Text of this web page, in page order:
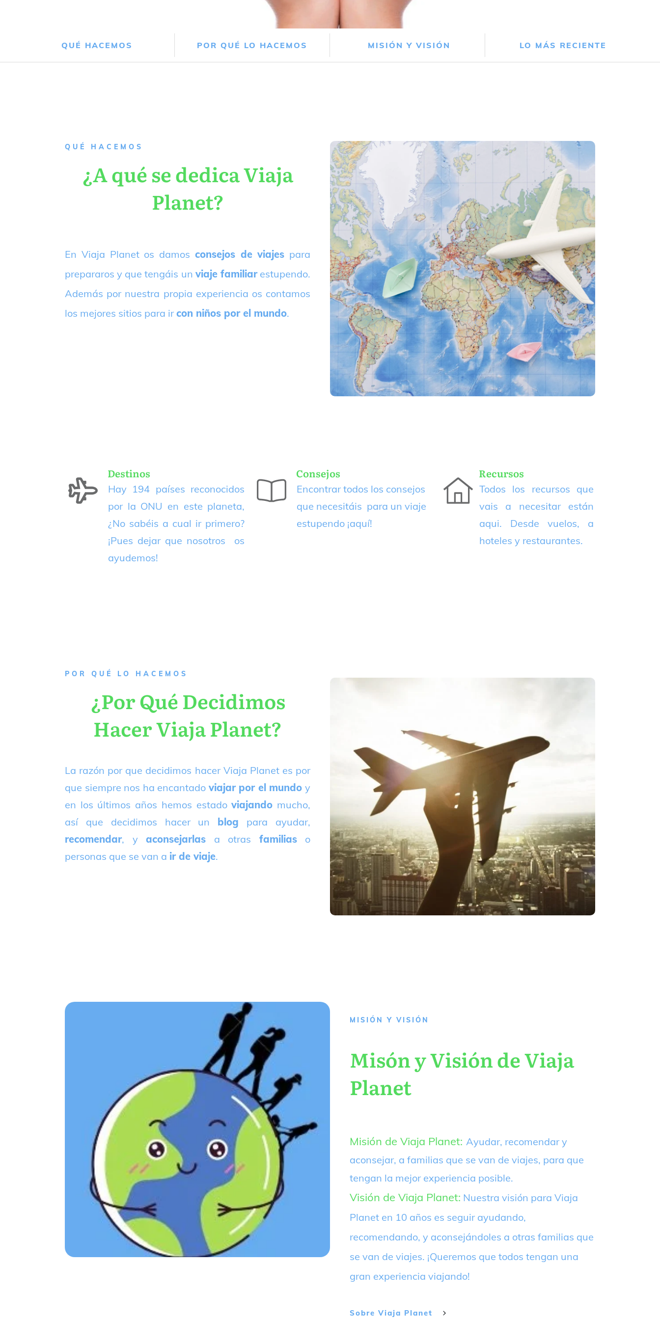
QUÉ HACEMOS POR QUÉ LO HACEMOS MISIÓN Y VISIÓN LO MÁS RECIENTE
QUÉ HACEMOS
¿A qué se dedica Viaja
Planet?
En Viaja Planet os damos consejos de viajes para
prepararos y que tengáis un viaje familiarestupendo.
Además por nuestra propia experiencia os contamos
los mejores sitios para ir con niños por el mundo.
Destinos
Hay 194 países reconocidos
por la ONU en este planeta,
¿No sabéis a cual ir primero?
¡Pues dejar que nosotros os
ayudemos!
Consejos
Encontrar todos los consejos
que necesitáis para un viaje
estupendo ¡aquí!
Recursos
Todos los recursos que
vais a necesitar están
aqui. Desde vuelos, a
hoteles y restaurantes.
P OR QUÉ LO HACEMOS
¿Por Qué Decidimos
Hacer Viaja Planet?
La razón por que decidimos hacer Viaja Planet es por
que siempre nos ha encantado viajar por el mundo y
en los últimos años hemos estadoviajando mucho,
así que decidimos hacer un blog para ayudar,
recomendar, y aconsejarlas a otras familiaso
personas que se van a ir de viaje.
MISIÓN Y VISIÓN
Misón y Visión de Viaja
Planet
Misión de Viaja Planet: Ayudar, recomendar y
aconsejar, a familias que se van de viajes, para que
tengan la mejor experiencia posible.
Visión de Viaja Planet: Nuestra visión para Viaja
Planet en 10 años es seguir ayudando,
recomendando, y aconsejándoles a otras familias que
se van de viajes. ¡Queremos que todos tengan una
gran experiencia viajando!
Sobre Viaja Planet